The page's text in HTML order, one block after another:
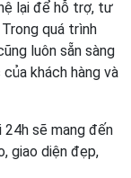
lại để hỗ trợ, tư
quá trình
luôn sẵn sàng
khách hàng và
sẽ mang đến
giao diện đẹp,